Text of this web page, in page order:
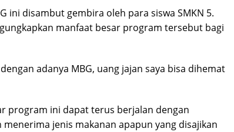
ini disambut gembira oleh para siswa SMKN 5.
manfaat besar program tersebut bagi
adanya MBG, uang jajan saya bisa dihemat
program ini dapat terus berjalan dengan
jenis makanan apapun yang disajikan